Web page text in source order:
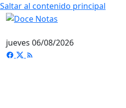
Saltar al contenido principal
jueves 06/08/2026